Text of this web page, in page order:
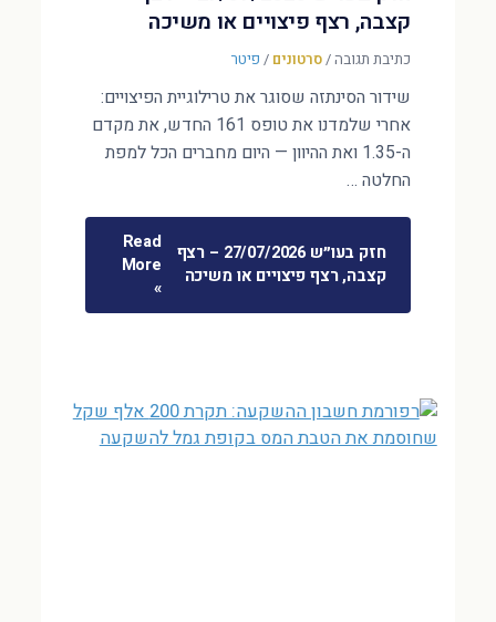
קצבה, רצף פיצויים או משיכה
כתיבת תגובה/סרטונים / פיטר
שידור הסינתזה שסוגר את טרילוגיית הפיצויים:
אחרי שלמדנו את טופס 161 החדש, את מקדם
ה-1.35 ואת ההיוון — היום מחברים הכל למפת
החלטה …
חזק בעו״ש 27/07/2026 – רצף
קצבה, רצף פיצויים או משיכה
Read
More
»